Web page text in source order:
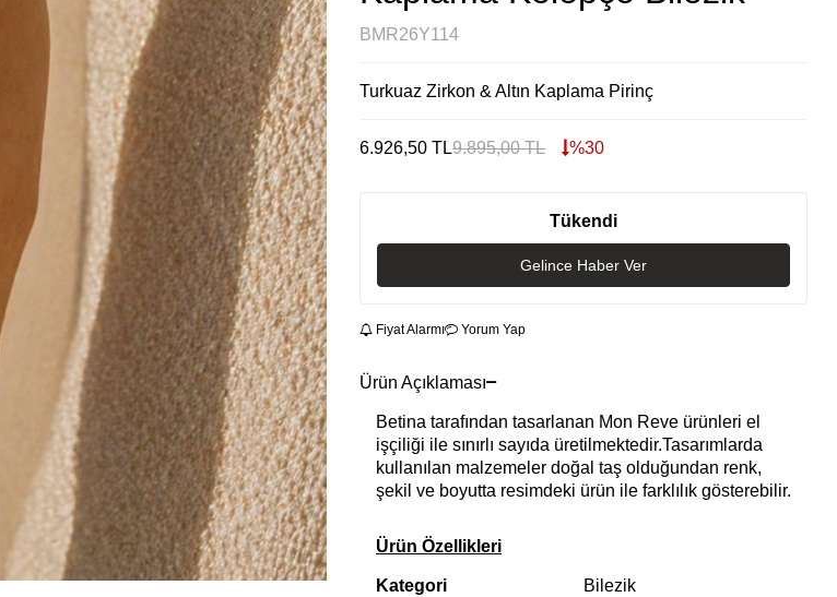
BMR26Y114
Turkuaz Zirkon & Altın Kaplama Pirinç
6.926,50 TL9.895,00TL %30
Tükendi
Gelince Haber Ver
Fiyat Alarmı Yorum Yap
Ürün Açıklaması
Betina tarafından tasarlanan Mon Reve ürünleri el
işçiliği ile sınırlı sayıda üretilmektedir.Tasarımlarda
kullanılan malzemeler doğal taş olduğundan renk,
şekil ve boyutta resimdeki ürün ile farklılık gösterebilir.
Ürün Özellikleri
Kategori
Bilezik